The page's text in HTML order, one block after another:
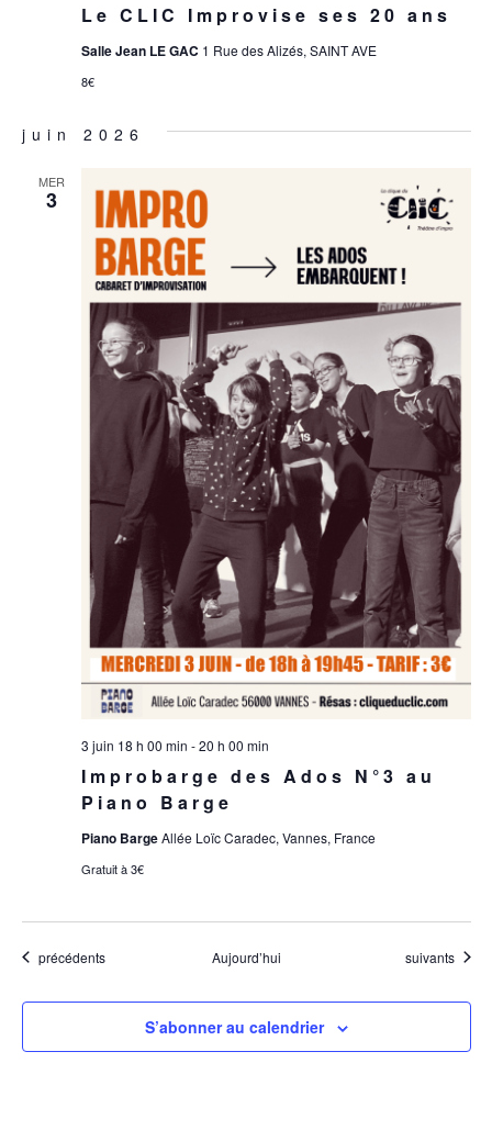
Le CLIC Improvise ses 20 ans
Salle Jean LE GAC 1 Rue des Alizés, SAINT AVE
8€
juin 2026
MER
3
Improbarge des Ados N°3 au
Piano Barge
3 juin 18 h 00 min -20 h 00 min
Piano BargeAllée Loïc Caradec, Vannes, France
Gratuit à 3€
Évènements
précédents Aujourd’hui Évènements
suivants
S’abonner au calendrier